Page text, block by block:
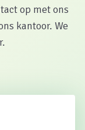
op met ons
kantoor. We